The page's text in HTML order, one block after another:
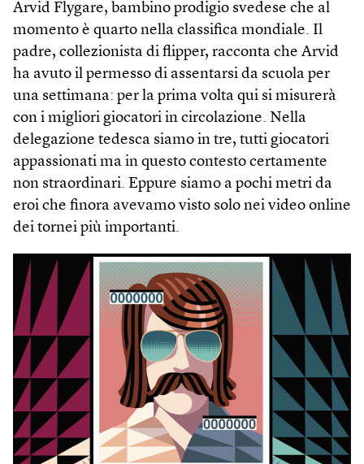
Arvid Flygare, bambino prodigio svedese che al
momento è quarto nella classifica mondiale. Il
padre, collezionista di flipper, racconta che Arvid
ha avuto il permesso di assentarsi da scuola per
una settimana: per la prima volta qui si misurerà
con i migliori giocatori in circolazione. Nella
delegazione tedesca siamo in tre, tutti giocatori
appassionati ma in questo contesto certamente
non straordinari. Eppure siamo a pochi metri da
eroi che finora avevamo visto solo nei video online
dei tornei più importanti.